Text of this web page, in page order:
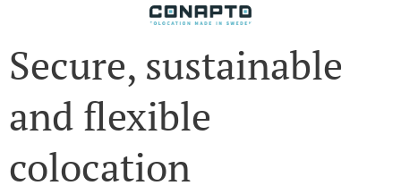
Secure, sustainable
and flexible
colocation